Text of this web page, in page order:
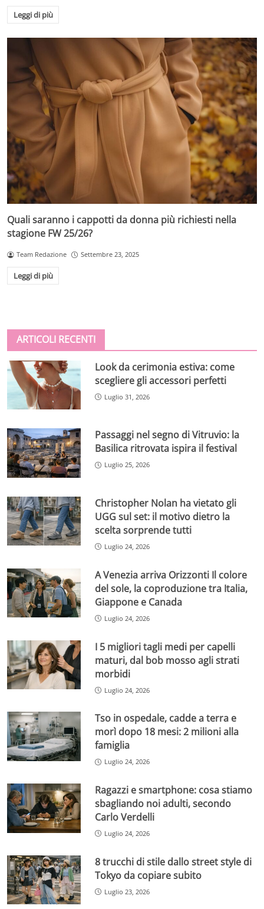
Leggi di più
Quali saranno i cappotti da donna più richiesti nella
stagione FW 25/26?
Team Redazione Settembre 23, 2025
Leggi di più
ARTICOLI RECENTI
Look da cerimonia estiva: come
scegliere gli accessori perfetti
Luglio 31, 2026
Passaggi nel segno di Vitruvio: la
Basilica ritrovata ispira il festival
Luglio 25, 2026
Christopher Nolan ha vietato gli
UGG sul set: il motivo dietro la
scelta sorprende tutti
Luglio 24, 2026
A Venezia arriva Orizzonti Il colore
del sole, la coproduzione tra Italia,
Giappone e Canada
Luglio 24, 2026
I 5 migliori tagli medi per capelli
maturi, dal bob mosso agli strati
morbidi
Luglio 24, 2026
Tso in ospedale, cadde a terra e
morì dopo 18 mesi: 2 milioni alla
famiglia
Luglio 24, 2026
Ragazzi e smartphone: cosa stiamo
sbagliando noi adulti, secondo
Carlo Verdelli
Luglio 24, 2026
8 trucchi di stile dallo street style di
Tokyo da copiare subito
Luglio 23, 2026